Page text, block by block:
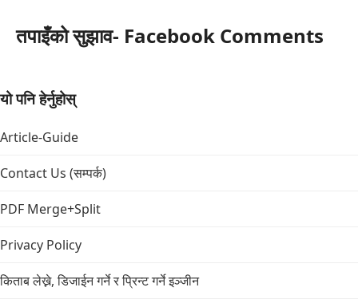
तपाइँको सुझाव- Facebook Comments
यो पनि हेर्नुहोस्
Article-Guide
Contact Us (सम्पर्क)
PDF Merge+Split
Privacy Policy
किताब लेख्ने, डिजाईन गर्ने र प्रिन्ट गर्ने इञ्जीन